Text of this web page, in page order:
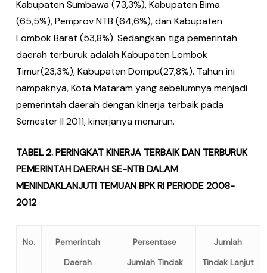
Kabupaten Sumbawa (73,3%), Kabupaten Bima
(65,5%), Pemprov NTB (64,6%), dan Kabupaten
Lombok Barat (53,8%). Sedangkan tiga pemerintah
daerah terburuk adalah Kabupaten Lombok
Timur(23,3%), Kabupaten Dompu(27,8%). Tahun ini
nampaknya, Kota Mataram yang sebelumnya menjadi
pemerintah daerah dengan kinerja terbaik pada
Semester II 2011, kinerjanya menurun.
TABEL 2. PERINGKAT KINERJA TERBAIK DAN TERBURUK
PEMERINTAH DAERAH SE-NTB DALAM
MENINDAKLANJUTI TEMUAN BPK RI PERIODE 2008-
2012
No.
Pemerintah
Daerah
Persentase
Jumlah Tindak
Jumlah
Tindak Lanjut